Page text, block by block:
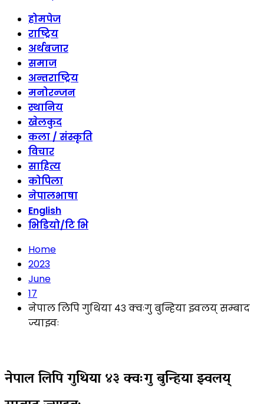
होमपेज
राष्ट्रिय
अर्थबजार
समाज
अन्तराष्ट्रिय
मनोरन्जन
स्थानिय
खेलकुद
कला / संस्कृति
विचार
साहित्य
कोपिला
नेपालभाषा
English
भिडियो/टि भि
Home
2023
June
17
नेपाल लिपि गुथिया ४३ क्वःगु बुन्हिया झ्वलय् सम्बाद
ज्याझ्वः
नेपाल लिपि गुथिया ४३ क्वःगु बुन्हिया झ्वलय्